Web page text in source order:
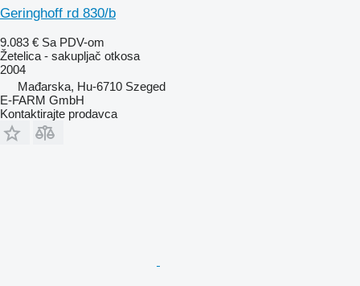
Geringhoff rd 830/b
9.083 € Sa PDV-om
Žetelica - sakupljač otkosa
2004
Mađarska, Hu-6710 Szeged
E-FARM GmbH
Kontaktirajte prodavca